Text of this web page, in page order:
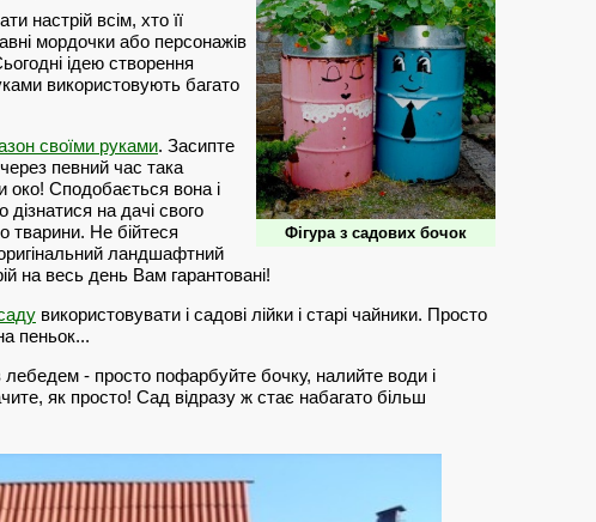
Фігура з садових бочок
настрій всім, хто її
мордочки або персонажів
ідею створення
використовують багато
своїми руками. Засипте
через певний час така
око! Сподобається вона і
дізнатися на дачі свого
тварини. Не бійтеся
ландшафтний
на весь день Вам гарантовані!
використовувати і садові лійки і старі чайники. Просто
пеньок...
лебедем - просто пофарбуйте бочку, налийте води і
як просто! Сад відразу ж стає набагато більш